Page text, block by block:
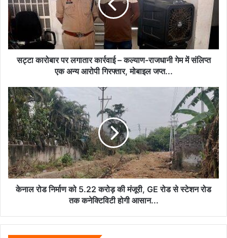
कार्रवाई
कल्याण-
राजधानी
गेम
अन्य
आरोपी
गिरफ्तार,
मोबाइल
जप्त...
सट्टा कारोबार पर लगातार कार्रवाई – कल्याण-राजधानी गेम में संलिप्त
एक अन्य आरोपी गिरफ्तार, मोबाइल जप्त...
केनाल
रोड
निर्माण
को
5.22
करोड़
की
मंजूरी,
GE
रोड
रोड
केनाल रोड निर्माण को 5.22 करोड़ की मंजूरी, GE रोड से स्टेशन रोड
तक कनेक्टिविटी होगी आसान...